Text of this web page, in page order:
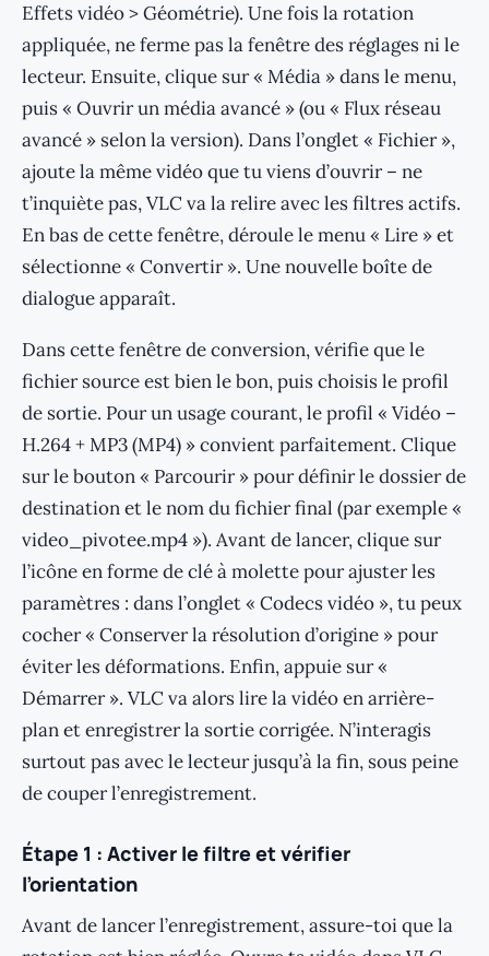
Effets vidéo > Géométrie). Une fois la rotation
appliquée, ne ferme pas la fenêtre des réglages ni le
lecteur. Ensuite, clique sur « Média » dans le menu,
puis « Ouvrir un média avancé » (ou « Flux réseau
avancé » selon la version). Dans l’onglet « Fichier »,
ajoute la même vidéo que tu viens d’ouvrir – ne
t’inquiète pas, VLC va la relire avec les filtres actifs.
En bas de cette fenêtre, déroule le menu « Lire » et
sélectionne « Convertir ». Une nouvelle boîte de
dialogue apparaît.
Dans cette fenêtre de conversion, vérifie que le
fichier source est bien le bon, puis choisis le profil
de sortie. Pour un usage courant, le profil « Vidéo –
H.264 + MP3 (MP4) » convient parfaitement. Clique
sur le bouton « Parcourir » pour définir le dossier de
destination et le nom du fichier final (par exemple «
video_pivotee.mp4 »). Avant de lancer, clique sur
l’icône en forme de clé à molette pour ajuster les
paramètres : dans l’onglet « Codecs vidéo », tu peux
cocher « Conserver la résolution d’origine » pour
éviter les déformations. Enfin, appuie sur «
Démarrer ». VLC va alors lire la vidéo en arrière-
plan et enregistrer la sortie corrigée. N’interagis
surtout pas avec le lecteur jusqu’à la fin, sous peine
de couper l’enregistrement.
Étape 1 : Activer le filtre et vérifier
l’orientation
Avant de lancer l’enregistrement, assure-toi que la